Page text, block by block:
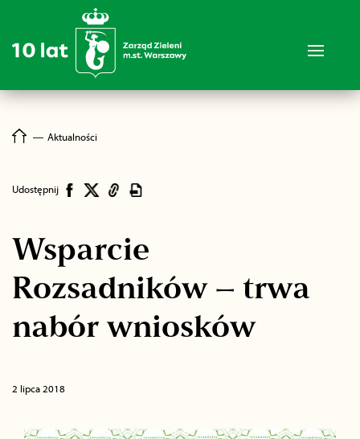
― Aktualności
Udostępnij
Wsparcie
Rozsadników – trwa
nabór wniosków
2 lipca 2018